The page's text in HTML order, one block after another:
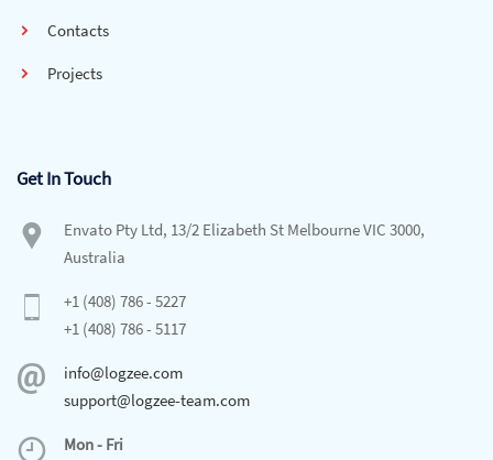
Contacts
Projects
Get In Touch
Envato Pty Ltd, 13/2 Elizabeth St Melbourne VIC 3000,
Australia
+1 (408) 786 - 5227
+1 (408) 786 - 5117
info@logzee.com
support@logzee-team.com
Mon - Fri